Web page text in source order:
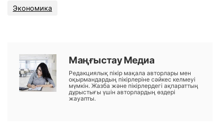
Экономика
Маңғыстау Медиа
Редакциялық пікір мақала авторлары мен
оқырмандардың пікірлеріне сәйкес келмеуі
мүмкін. Жазба және пікірлердегі ақпараттың
дұрыстығы үшін авторлардың өздері
жауапты.